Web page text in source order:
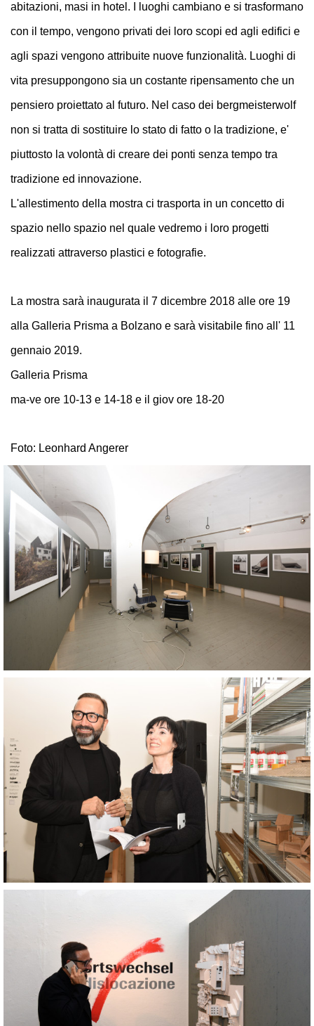
abitazioni, masi in hotel. I luoghi cambiano e si trasformano
con il tempo, vengono privati dei loro scopi ed agli edifici e
agli spazi vengono attribuite nuove funzionalità. Luoghi di
vita presuppongono sia un costante ripensamento che un
pensiero proiettato al futuro. Nel caso dei bergmeisterwolf
non si tratta di sostituire lo stato di fatto o la tradizione, e'
piuttosto la volontà di creare dei ponti senza tempo tra
tradizione ed innovazione.
L'allestimento della mostra ci trasporta in un concetto di
spazio nello spazio nel quale vedremo i loro progetti
realizzati attraverso plastici e fotografie.
La mostra sarà inaugurata il 7 dicembre 2018 alle ore 19
alla Galleria Prisma a Bolzano e sarà visitabile fino all' 11
gennaio 2019.
Galleria Prisma
ma-ve ore 10-13 e 14-18 e il giov ore 18-20
Foto: Leonhard Angerer